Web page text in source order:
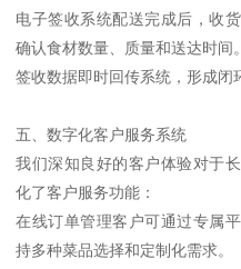
电子签收系统配送完成后，收
确认食材数量、质量和送达时间。
签收数据即时回传系统，形成闭
五、数字化客户服务系统
我们深知良好的客户体验对于
化了客户服务功能：
在线订单管理客户可通过专属
持多种菜品选择和定制化需求。